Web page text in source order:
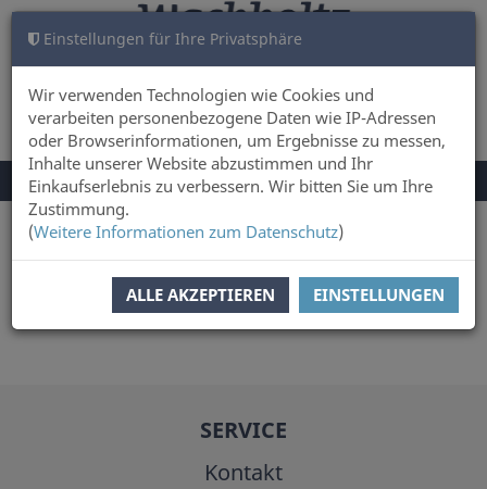
Einstellungen für Ihre Privatsphäre
Wir verwenden Technologien wie Cookies und
verarbeiten personenbezogene Daten wie IP-Adressen
oder Browserinformationen, um Ergebnisse zu messen,
Inhalte unserer Website abzustimmen und Ihr
Einkaufserlebnis zu verbessern. Wir bitten Sie um Ihre
Zustimmung.
(Weitere Informationen zum Datenschutz)
ALLE AKZEPTIEREN EINSTELLUNGEN
ANMELDEN WARENKORB 0
NAVIGATION
UMSCHALTEN
Menü
Sie sind hier:
Christian Hirte
SERVICE
Kontakt